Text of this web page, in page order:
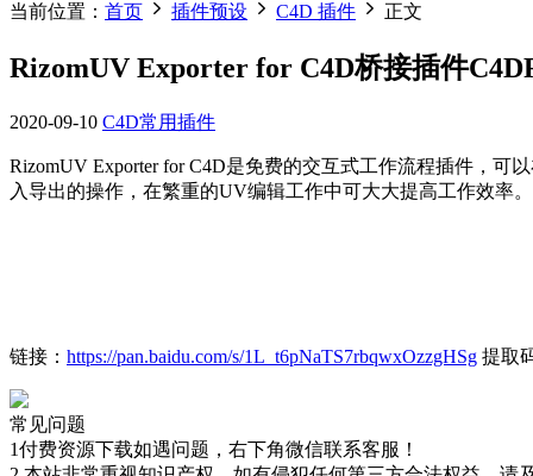
当前位置： 首页 插件预设 C4D 插件 正文
RizomUV Exporter for C4D桥接插件
2020-09-10 C4D常用插件
RizomUV Exporter for C4D是免费的交互式工作流程插件，可
入导出的操作，在繁重的UV编辑工作中可大大提高工作效率。
链接： https://pan.baidu.com/s/1L_t6pNaTS7rbqwxOzzgHSg 提取
常见问题
1付费资源下载如遇问题，右下角微信联系客服！